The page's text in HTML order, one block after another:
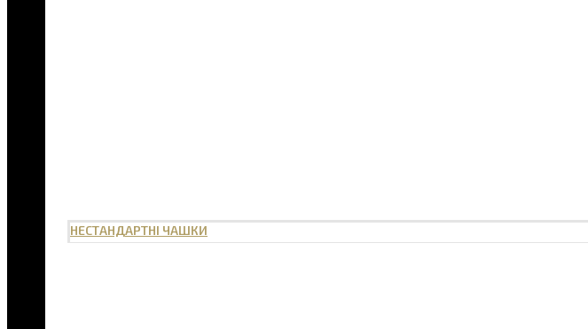
НЕСТАНДАРТНІ ЧАШКИ